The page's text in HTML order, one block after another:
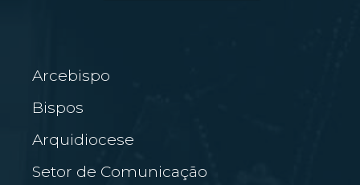
Arcebispo
Bispos
Arquidiocese
Setor de Comunicação